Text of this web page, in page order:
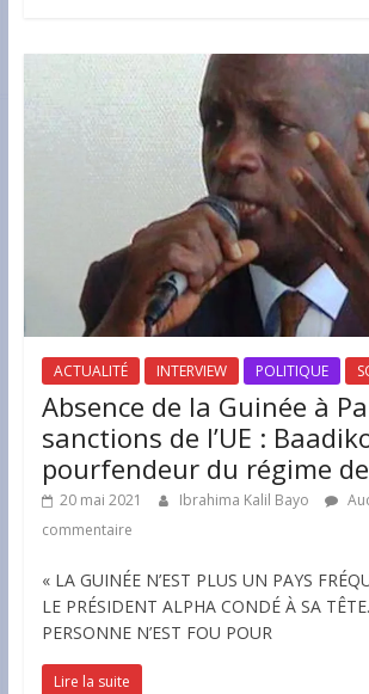
ACTUALITÉ INTERVIEW POLITIQUE
Absence de la Guinée à
sanctions de l’UE :
pourfendeur du régime
20 mai 2021 Ibrahima Kalil Bayo
commentaire
« LA GUINÉE N’EST PLUS UN PAYS
LE PRÉSIDENT ALPHA CONDÉ À SA
PERSONNE N’EST FOU POUR
Lire la suite